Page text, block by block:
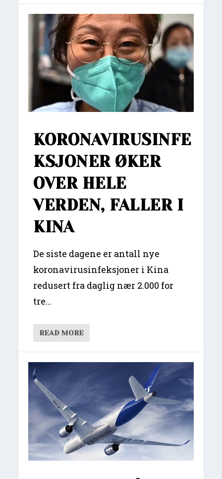
KORONAVIRUSINFE
KSJONER ØKER
OVER HELE
VERDEN, FALLER I
KINA
De siste dagene er antall nye
koronavirusinfeksjoner i Kina
redusert fra daglig nær 2.000 for
tre...
READ MORE